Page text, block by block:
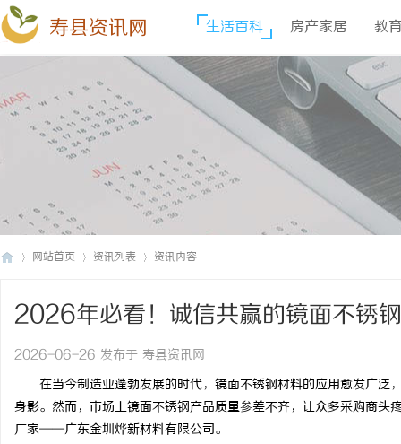
寿县资讯网 生活百科 房产家居 教
网站首页 资讯列表 资讯内容
2026年必看！诚信共赢的镜面不锈
2026-06-26 发布于 寿县资讯网
在当今制造业蓬勃发展的时代，镜面不锈钢材料的应用愈发广泛
身影。然而，市场上镜面不锈钢产品质量参差不齐，让众多采购商
厂家——广东金圳烨新材料有限公司。